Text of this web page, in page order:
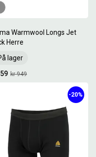
Warmwool Longs Jet
Herre
lager
kr 949
-20%